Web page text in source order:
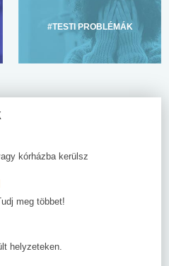
#TESTI PROBLÉMÁK
kórházba kerülsz
meg többet!
helyzeteken.